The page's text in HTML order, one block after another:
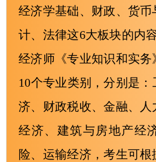
经济学基础、财政、货
计、法律这6大板块的内容
经济师《专业知识和实
10个专业类别，分别是
济、财政税收、金融、
经济、建筑与房地产经
险、运输经济，考生可